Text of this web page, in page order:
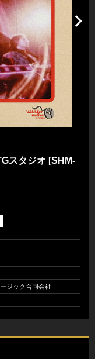
スタジオ [SHM-
ジック合同会社